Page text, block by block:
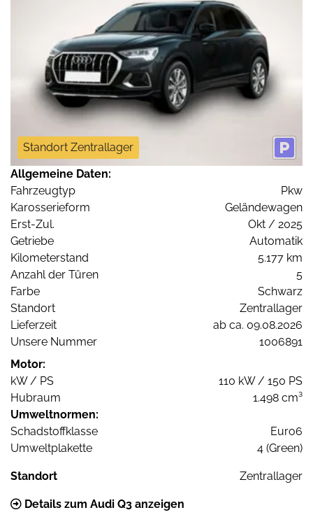
Standort Zentrallager
Allgemeine Daten:
Fahrzeugtyp
Pkw
Karosserieform
Geländewagen
Erst-Zul.
Okt / 2025
Getriebe
Automatik
Kilometerstand
5.177 km
Anzahl der Türen
5
Farbe
Schwarz
Standort
Zentrallager
Lieferzeit
ab ca. 09.08.2026
Unsere Nummer
1006891
Motor:
kW / PS
110 kW / 150 PS
Hubraum
1.498 cm³
Umweltnormen:
Schadstoffklasse
Euro6
Umweltplakette
4 (Green)
Standort Zentrallager
Details zum Audi Q3 anzeigen